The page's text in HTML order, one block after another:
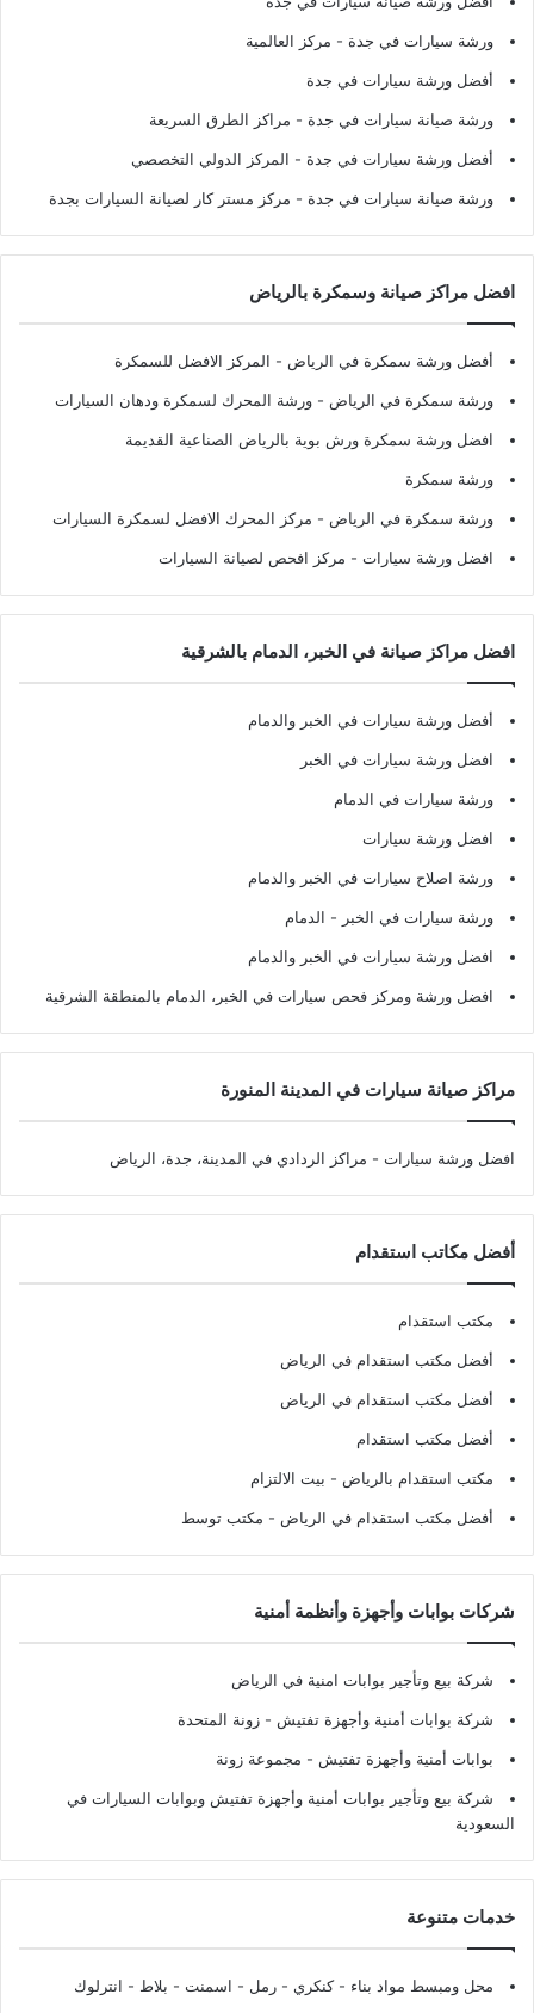
ورشة سيارات في جدة - مركز العالمية
أفضل ورشة سيارات في جدة
ورشة صيانة سيارات في جدة - مراكز الطرق السريعة
أفضل ورشة سيارات في جدة - المركز الدولي التخصصي
ورشة صيانة سيارات في جدة - مركز مستر كار لصيانة السيارات بجدة
افضل مراكز صيانة وسمكرة بالرياض
أفضل ورشة سمكرة في الرياض - المركز الافضل للسمكرة
ورشة سمكرة في الرياض - ورشة المحرك لسمكرة ودهان السيارات
افضل ورشة سمكرة ورش بوية بالرياض الصناعية القديمة
ورشة سمكرة
ورشة سمكرة في الرياض - مركز المحرك الافضل لسمكرة السيارات
افضل ورشة سيارات - مركز افحص لصيانة السيارات
افضل مراكز صيانة في الخبر، الدمام بالشرقية
أفضل ورشة سيارات في الخبر والدمام
افضل ورشة سيارات في الخبر
ورشة سيارات في الدمام
افضل ورشة سيارات
ورشة اصلاح سيارات في الخبر والدمام
ورشة سيارات في الخبر - الدمام
افضل ورشة سيارات في الخبر والدمام
افضل ورشة ومركز فحص سيارات في الخبر، الدمام بالمنطقة الشرقية
مراكز صيانة سيارات في المدينة المنورة
افضل ورشة سيارات - مراكز الردادي في المدينة، جدة، الرياض
أفضل مكاتب استقدام
مكتب استقدام
أفضل مكتب استقدام في الرياض
أفضل مكتب استقدام في الرياض
أفضل مكتب استقدام
مكتب استقدام بالرياض - بيت الالتزام
أفضل مكتب استقدام في الرياض - مكتب توسط
شركات بوابات وأجهزة وأنظمة أمنية
شركة بيع وتأجير بوابات امنية في الرياض
شركة بوابات أمنية وأجهزة تفتيش - زونة المتحدة
بوابات أمنية وأجهزة تفتيش - مجموعة زونة
شركة بيع وتأجير بوابات أمنية وأجهزة تفتيش وبوابات السيارات في
السعودية
خدمات متنوعة
محل ومبسط مواد بناء - كنكري - رمل - اسمنت - بلاط - انترلوك